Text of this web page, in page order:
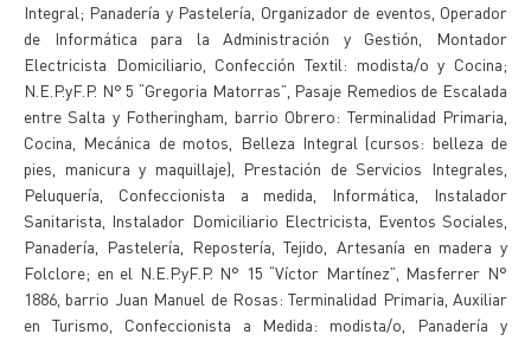
Integral; Panadería y Pastelería, Organizador de eventos, Operador
de Informática para la Administración y Gestión, Montador
Electricista Domiciliario, Confección Textil: modista/o y Cocina;
N.E.P.yF.P. N° 5 “Gregoria Matorras”, Pasaje Remedios de Escalada
entre Salta y Fotheringham, barrio Obrero: Terminalidad Primaria,
Cocina, Mecánica de motos, Belleza Integral (cursos: belleza de
pies, manicura y maquillaje), Prestación de Servicios Integrales,
Peluquería, Confeccionista a medida, Informática, Instalador
Sanitarista, Instalador Domiciliario Electricista, Eventos Sociales,
Panadería, Pastelería, Repostería, Tejido, Artesanía en madera y
Folclore; en el N.E.P.yF.P. N° 15 “Víctor Martínez”, Masferrer N°
1886, barrio Juan Manuel de Rosas: Terminalidad Primaria, Auxiliar
en Turismo, Confeccionista a Medida: modista/o, Panadería y